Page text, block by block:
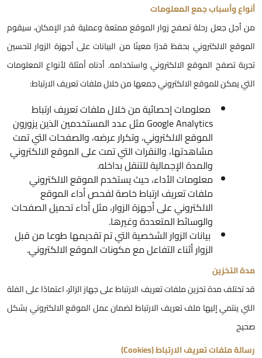
أنواع وأسباب جمع المعلومات
من أجل جعل رحلة تصفح زوار الموقع ممتعة وعملية قدر الإمكان، سيقوم
الموقع الالكتروني بحفظ قدرًا معينًا من البيانات على أجهزة الزوار لتحسين
تجربة تصفح الموقع الالكتروني واستخدامه. أدناه أمثلة لأنواع المعلومات
التي يمكن للموقع الالكتروني جمعها من خلال ملفات تعريف الارتباط:
معلومات إحصائية من خلال ملفات تعريف ارتباط
Google Analytics مثل عدد المستخدمين الذين يزورون
الموقع الالكتروني، وتكرار عرضه، والصفحات التي تمت
مشاهدتها، والنقرات التي تمت على الموقع الالكتروني
والمدة الإجمالية للتنقل بداخله.
معلومات الأداء، حيث يستخدم الموقع الالكتروني
ملفات تعريف ارتباط خاصة لفحص أداء الموقع
الالكتروني على أجهزة الزوار، مثل أداء تحميل الصفحات
والوسائط المتعددة وغيرها.
بيانات الزوار الشخصية التي تم تقديمها طوعا من قبل
الزوار أثناء التفاعل مع مكونات الموقع الالكتروني.
مدة التخزين
قد تختلف مدة تخزين ملفات تعريف الارتباط على جهاز الزائر، اعتمادًا على الفئة
التي ينتمي إليها ملف تعريف الارتباط لضمان عمل الموقع الالكتروني بشكل
صحيح
رسالة ملفات تعريف الارتباط (Cookies)